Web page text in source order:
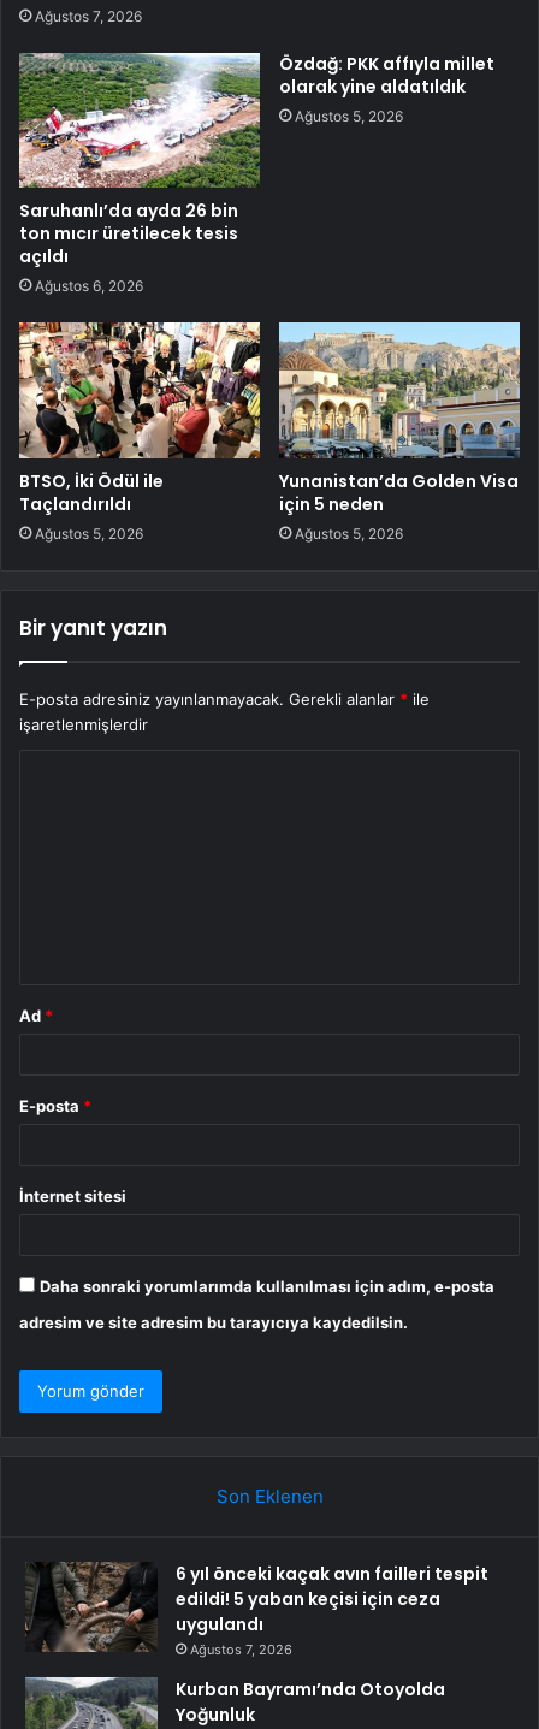
Ağustos 7, 2026
Saruhanlı’da ayda 26 bin
ton mıcır üretilecek tesis
açıldı
Ağustos 6, 2026
Özdağ: PKK affıyla millet
olarak yine aldatıldık
Ağustos 5, 2026
BTSO, İki Ödül ile
Taçlandırıldı
Ağustos 5, 2026
Yunanistan’da Golden Visa
için 5 neden
Ağustos 5, 2026
Bir yanıt yazın
E-posta adresiniz yayınlanmayacak. Gerekli alanlar * ile
işaretlenmişlerdir
Ad *
E-posta *
İnternet sitesi
Daha sonraki yorumlarımda kullanılması için adım, e-posta
adresim ve site adresim bu tarayıcıya kaydedilsin.
Son Eklenen
6 yıl önceki kaçak avın failleri tespit
edildi! 5 yaban keçisi için ceza
uygulandı
Ağustos 7, 2026
Kurban Bayramı’nda Otoyolda
Yoğunluk